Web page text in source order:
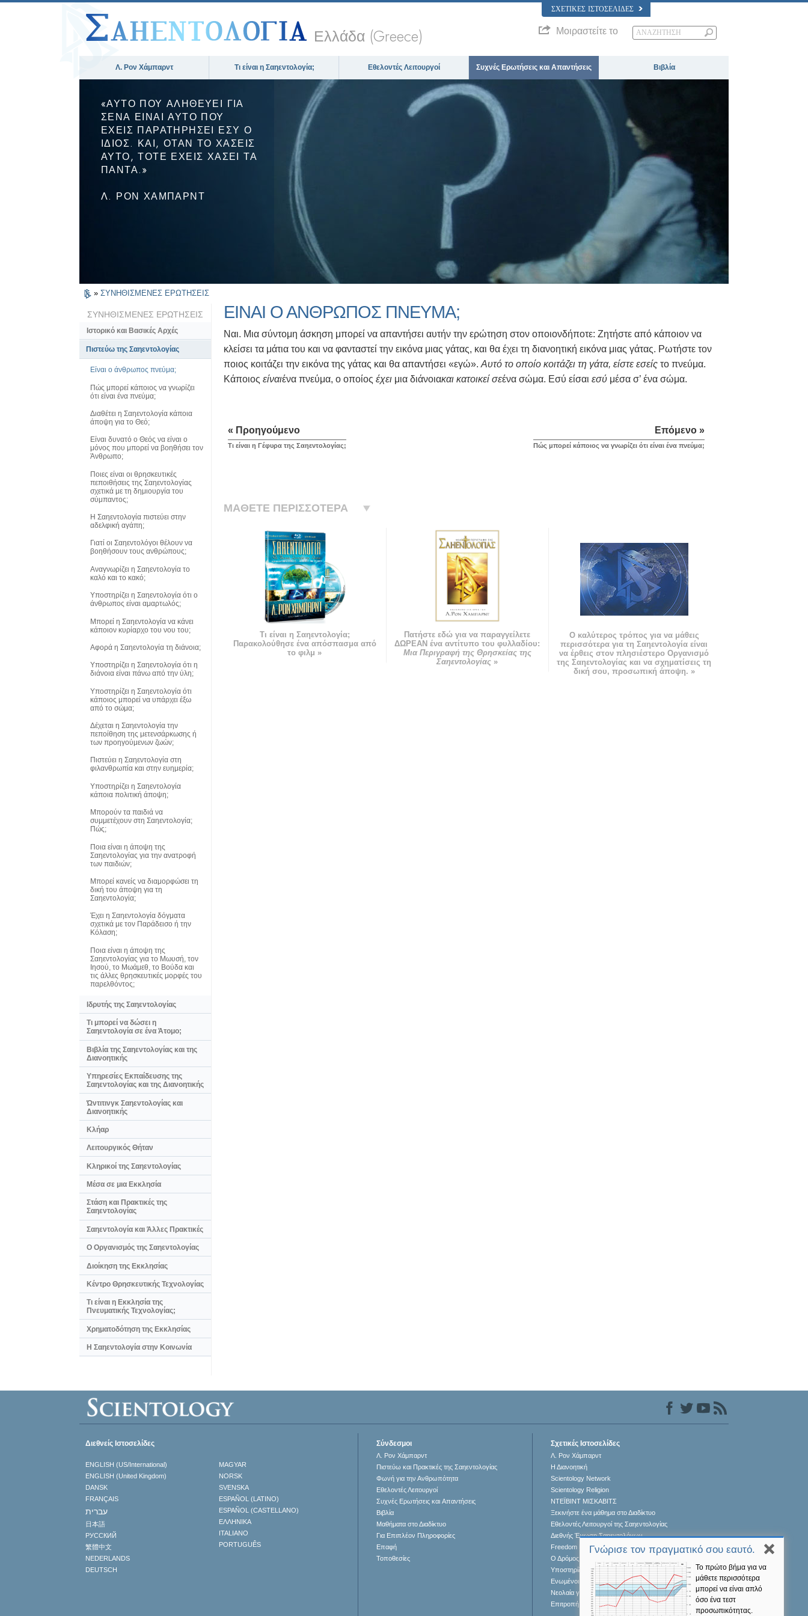
ΣΧΕΤΙΚΈΣ ΙΣΤΟΣΕΛΊΔΕΣ
Ελλάδα (Greece) Μοιραστείτε το
Λ. Ρον Χάμπαρντ Τι είναι η Σαηεντολογία; Εθελοντές Λειτουργοί Συχνές Ερωτήσεις και Απαντήσεις Βιβλία
«ΑΥΤΟ ΠΟΥ ΑΛΗΘΕΥΕΙ ΓΙΑ
ΣΕΝΑ ΕΙΝΑΙ ΑΥΤΟ ΠΟΥ
ΕΧΕΙΣ ΠΑΡΑΤΗΡΗΣΕΙ ΕΣΥ Ο
ΙΔΙΟΣ. ΚΑΙ, ΟΤΑΝ ΤΟ ΧΑΣΕΙΣ
ΑΥΤΟ, ΤΟΤΕ ΕΧΕΙΣ ΧΑΣΕΙ ΤΑ
ΠΑΝΤΑ.»
Λ. ΡΟΝ ΧΑΜΠΑΡΝΤ
» ΣΥΝΗΘΙΣΜΕΝΕΣ ΕΡΩΤΗΣΕΙΣ
ΕΙΝΑΙ Ο ΑΝΘΡΩΠΟΣ ΠΝΕΥΜΑ;
Ναι. Μια σύντομη άσκηση μπορεί να απαντήσει αυτήν την ερώτηση στον οποιονδήποτε: Ζητήστε από κάποιον να
κλείσει τα μάτια του και να φανταστεί την εικόνα μιας γάτας, και θα έχει τη διανοητική εικόνα μιας γάτας. Ρωτήστε τον
ποιος κοιτάζει την εικόνα της γάτας και θα απαντήσει «εγώ». Αυτό το οποίο κοιτάζει τη γάτα, είστε εσείς το πνεύμα.
Κάποιος είναιένα πνεύμα, ο οποίος έχει μια διάνοιακαι κατοικεί σεένα σώμα. Εσύ είσαι εσύ μέσα σ’ ένα σώμα.
« Προηγούμενο
Τι είναι η Γέφυρα της Σαηεντολογίας;
Επόμενο »
Πώς μπορεί κάποιος να γνωρίζει ότι είναι ένα πνεύμα;
ΜΑΘΕΤΕ ΠΕΡΙΣΣΟΤΕΡΑ
Τι είναι η Σαηεντολογία;
Παρακολούθησε ένα απόσπασμα από
το φιλμ »
Πατήστε εδώ για να παραγγείλετε
ΔΩΡΕΑΝ ένα αντίτυπο του φυλλαδίου:
Μια Περιγραφή της Θρησκείας της
Σαηεντολογίας »
Ο καλύτερος τρόπος για να μάθεις
περισσότερα για τη Σαηεντολογία είναι
να έρθεις στον πλησιέστερο Οργανισμό
της Σαηεντολογίας και να σχηματίσεις τη
δική σου, προσωπική άποψη. »
ΣΥΝΗΘΙΣΜΕΝΕΣ ΕΡΩΤΗΣΕΙΣ
Ιστορικό και Βασικές Αρχές
Πιστεύω της Σαηεντολογίας
Είναι ο άνθρωπος πνεύμα;
Πώς μπορεί κάποιος να γνωρίζει
ότι είναι ένα πνεύμα;
Διαθέτει η Σαηεντολογία κάποια
άποψη για το Θεό;
Είναι δυνατό ο Θεός να είναι ο
μόνος που μπορεί να βοηθήσει τον
Άνθρωπο;
Ποιες είναι οι θρησκευτικές
πεποιθήσεις της Σαηεντολογίας
σχετικά με τη δημιουργία του
σύμπαντος;
Η Σαηεντολογία πιστεύει στην
αδελφική αγάπη;
Γιατί οι Σαηεντολόγοι θέλουν να
βοηθήσουν τους ανθρώπους;
Αναγνωρίζει η Σαηεντολογία το
καλό και το κακό;
Υποστηρίζει η Σαηεντολογία ότι ο
άνθρωπος είναι αμαρτωλός;
Μπορεί η Σαηεντολογία να κάνει
κάποιον κυρίαρχο του νου του;
Αφορά η Σαηεντολογία τη διάνοια;
Υποστηρίζει η Σαηεντολογία ότι η
διάνοια είναι πάνω από την ύλη;
Υποστηρίζει η Σαηεντολογία ότι
κάποιος μπορεί να υπάρχει έξω
από το σώμα;
Δέχεται η Σαηεντολογία την
πεποίθηση της μετενσάρκωσης ή
των προηγούμενων ζωών;
Πιστεύει η Σαηεντολογία στη
φιλανθρωπία και στην ευημερία;
Υποστηρίζει η Σαηεντολογία
κάποια πολιτική άποψη;
Μπορούν τα παιδιά να
συμμετέχουν στη Σαηεντολογία;
Πώς;
Ποια είναι η άποψη της
Σαηεντολογίας για την ανατροφή
των παιδιών;
Μπορεί κανείς να διαμορφώσει τη
δική του άποψη για τη
Σαηεντολογία;
Έχει η Σαηεντολογία δόγματα
σχετικά με τον Παράδεισο ή την
Κόλαση;
Ποια είναι η άποψη της
Σαηεντολογίας για το Μωυσή, τον
Ιησού, το Μωάμεθ, το Βούδα και
τις άλλες θρησκευτικές μορφές του
παρελθόντος;
Ιδρυτής της Σαηεντολογίας
Τι μπορεί να δώσει η
Σαηεντολογία σε ένα Άτομο;
Βιβλία της Σαηεντολογίας και της
Διανοητικής
Υπηρεσίες Εκπαίδευσης της
Σαηεντολογίας και της Διανοητικής
Ώντιτινγκ Σαηεντολογίας και
Διανοητικής
Κλήαρ
Λειτουργικός Θήταν
Κληρικοί της Σαηεντολογίας
Μέσα σε μια Εκκλησία
Στάση και Πρακτικές της
Σαηεντολογίας
Σαηεντολογία και Άλλες Πρακτικές
Ο Οργανισμός της Σαηεντολογίας
Διοίκηση της Εκκλησίας
Κέντρο Θρησκευτικής Τεχνολογίας
Τι είναι η Εκκλησία της
Πνευματικής Τεχνολογίας;
Χρηματοδότηση της Εκκλησίας
Η Σαηεντολογία στην Κοινωνία
Γνώρισε τον πραγματικό σου εαυτό.
Το πρώτο βήμα για να
μάθετε περισσότερα
μπορεί να είναι απλό
όσο ένα τεστ
προσωπικότητας.
Διεθνείς Ιστοσελίδες
ENGLISH (US/International)
ENGLISH (United Kingdom)
DANSK
FRANÇAIS
עברית
日本語
РУССКИЙ
繁體中文
NEDERLANDS
DEUTSCH
MAGYAR
NORSK
SVENSKA
ESPAÑOL (LATINO)
ESPAÑOL (CASTELLANO)
ΕΛΛΗΝΙΚA
ITALIANO
PORTUGUÊS
Σύνδεσμοι
Λ. Ρον Χάμπαρντ
Πιστεύω και Πρακτικές της Σαηεντολογίας
Φωνή για την Ανθρωπότητα
Εθελοντές Λειτουργοί
Συχνές Ερωτήσεις και Απαντήσεις
Βιβλία
Μαθήματα στο Διαδίκτυο
Για Επιπλέον Πληροφορίες
Επαφή
Τοποθεσίες
Σχετικές Ιστοσελίδες
Λ. Ρον Χάμπαρντ
Η Διανοητική
Scientology Network
Scientology Religion
ΝΤΕΪΒΙΝΤ ΜΙΣΚAΒΙΤΣ
Ξεκινήστε ένα μάθημα στο Διαδίκτυο
Εθελοντές Λειτουργοί της Σαηεντολογίας
Διεθνής Ένωση Σαηεντολόγων
Freedom Magazine
Ο Δρόμος προς την Ευτυχία
Υποστηρίζοντας έναν Κόσμο χωρίς Ναρκωτικά
Ενωµένοι για τα Ανθρώπινα Δικαιώµατα
Νεολαία για τα Ανθρώπινα Δικαιώματα
Επιτροπή Πολιτών για τα Ανθρώπινα Δικαιώματα